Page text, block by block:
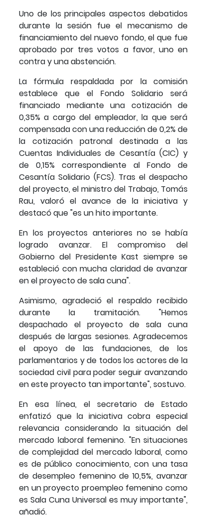
Uno de los principales aspectos debatidos
durante la sesión fue el mecanismo de
financiamiento del nuevo fondo, el que fue
aprobado por tres votos a favor, uno en
contra y una abstención.
La fórmula respaldada por la comisión
establece que el Fondo Solidario será
financiado mediante una cotización de
0,35% a cargo del empleador, la que será
compensada con una reducción de 0,2% de
la cotización patronal destinada a las
Cuentas Individuales de Cesantía (CIC) y
de 0,15% correspondiente al Fondo de
Cesantía Solidario (FCS). Tras el despacho
del proyecto, el ministro del Trabajo, Tomás
Rau, valoró el avance de la iniciativa y
destacó que "es un hito importante.
En los proyectos anteriores no se había
logrado avanzar. El compromiso del
Gobierno del Presidente Kast siempre se
estableció con mucha claridad de avanzar
en el proyecto de sala cuna".
Asimismo, agradeció el respaldo recibido
durante la tramitación. "Hemos
despachado el proyecto de sala cuna
después de largas sesiones. Agradecemos
el apoyo de las fundaciones, de los
parlamentarios y de todos los actores de la
sociedad civil para poder seguir avanzando
en este proyecto tan importante", sostuvo.
En esa línea, el secretario de Estado
enfatizó que la iniciativa cobra especial
relevancia considerando la situación del
mercado laboral femenino. "En situaciones
de complejidad del mercado laboral, como
es de público conocimiento, con una tasa
de desempleo femenino de 10,5%, avanzar
en un proyecto proempleo femenino como
es Sala Cuna Universal es muy importante",
añadió.